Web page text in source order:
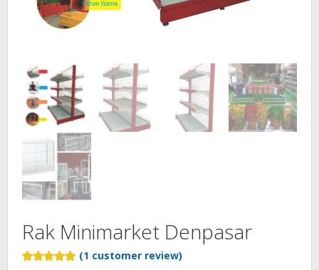
Rak Minimarket Denpasar
(1 customer review)